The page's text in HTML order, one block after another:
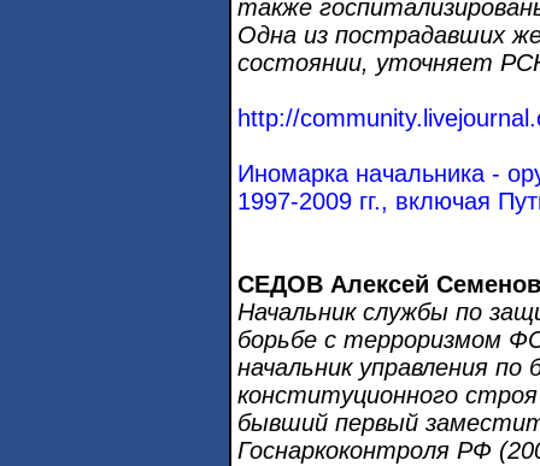
также
Одна из пострадавших
состоянии, уточняет
http://
Иномарка начальника -
1997-2009 гг., включая
СЕДОВ Алексей
Начальник службы по
борьбе с терроризмом
начальник управления
конституционного
бывший первый
Госнаркоконтроля РФ